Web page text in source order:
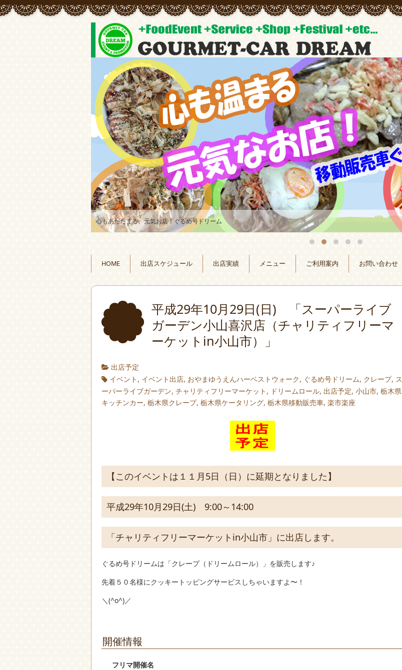
心もあたたまる、元気お店！ぐるめ号ドリーム
常にオリジナルメニューの開発をしています♪
HOME 出店スケジュール 出店実績 メニュー ご利用案内 お問い合わせ
平成29年10月29日(日) 「スーパーライブ
ガーデン小山喜沢店（チャリティフリーマ
ーケットin小山市）」
出店予定
イベント , イベント出店, おやまゆうえんハーベストウォーク, ぐるめ号ドリーム, クレープ, ス
ーパーライブガーデン, チャリティフリーマーケット , ドリームロール, 出店予定, 小山市, 栃木県
キッチンカー, 栃木県クレープ, 栃木県ケータリング, 栃木県移動販売車, 楽市楽座
【このイベントは１１月5日（日）に延期となりました】
平成29年10月29日(土) 9:00～14:00
「チャリティフリーマーケットin小山市」に出店します。
ぐるめ号ドリームは「クレープ（ドリームロール）」を販売します♪
先着５０名様にクッキートッピングサービスしちゃいますよ〜！
＼(^o^)／
開催情報
フリマ開催名